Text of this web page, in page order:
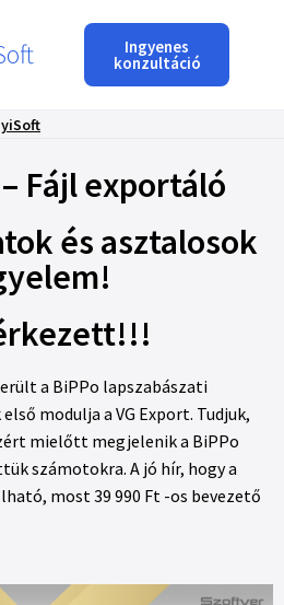
Ingyenes
konzultáció
Fájl exportáló
és asztalosok
a BiPPo lapszabászati
modulja a VG Export. Tudjuk,
mielőtt megjelenik a BiPPo
számotokra. A jó hír, hogy a
most 39 990 Ft -os bevezető